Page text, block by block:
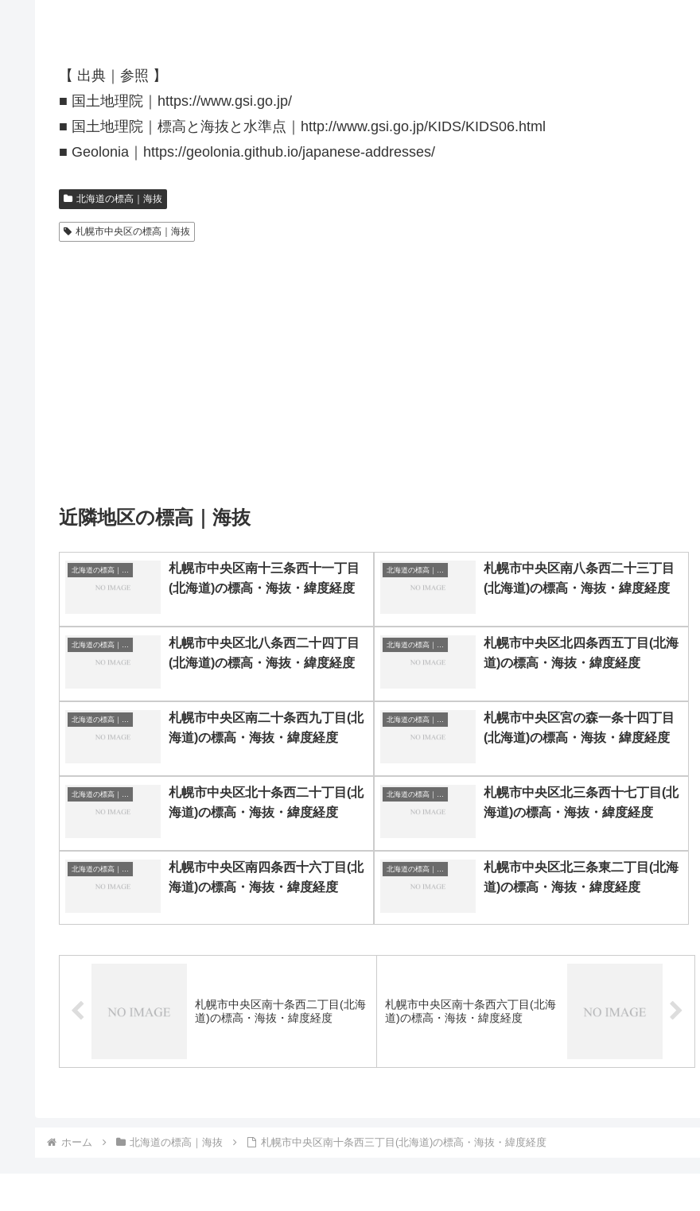
【 出典｜参照 】
■ 国土地理院｜https://www.gsi.go.jp/
■ 国土地理院｜標高と海抜と水準点｜http://www.gsi.go.jp/KIDS/KIDS06.html
■ Geolonia｜https://geolonia.github.io/japanese-addresses/
北海道の標高｜海抜
札幌市中央区の標高｜海抜
近隣地区の標高｜海抜
札幌市中央区南十三条西十一丁目
(北海道)の標高・海抜・緯度経度
札幌市中央区南八条西二十三丁目
(北海道)の標高・海抜・緯度経度
札幌市中央区北八条西二十四丁目
(北海道)の標高・海抜・緯度経度
札幌市中央区北四条西五丁目(北海
道)の標高・海抜・緯度経度
札幌市中央区南二十条西九丁目(北
海道)の標高・海抜・緯度経度
札幌市中央区宮の森一条十四丁目
(北海道)の標高・海抜・緯度経度
札幌市中央区北十条西二十丁目(北
海道)の標高・海抜・緯度経度
札幌市中央区北三条西十七丁目(北
海道)の標高・海抜・緯度経度
札幌市中央区南四条西十六丁目(北
海道)の標高・海抜・緯度経度
札幌市中央区北三条東二丁目(北海
道)の標高・海抜・緯度経度
札幌市中央区南十条西二丁目(北海
道)の標高・海抜・緯度経度
札幌市中央区南十条西六丁目(北海
道)の標高・海抜・緯度経度
ホーム 北海道の標高｜海抜 札幌市中央区南十条西三丁目(北海道)の標高・海抜・緯度経度